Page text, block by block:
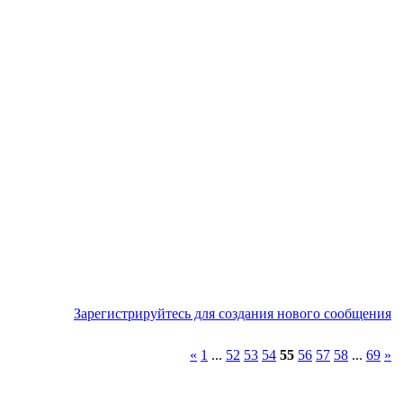
Зарегистрируйтесь для создания нового сообщения
« 1 ... 52 53 54 55 56 57 58 ... 69 »